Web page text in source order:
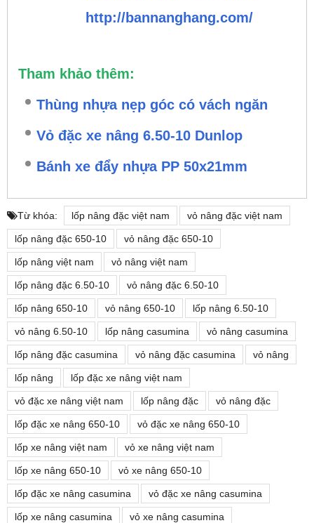
http://bannanghang.com/
Tham khảo thêm:
Thùng nhựa nẹp góc có vách ngăn
Vỏ đặc xe nâng 6.50-10 Dunlop
Bánh xe đẩy nhựa PP 50x21mm
Từ khóa: lốp nâng đặc việt nam vỏ nâng đặc việt nam
lốp nâng đặc 650-10 vỏ nâng đặc 650-10
lốp nâng việt nam vỏ nâng việt nam
lốp nâng đặc 6.50-10 vỏ nâng đặc 6.50-10
lốp nâng 650-10 vỏ nâng 650-10 lốp nâng 6.50-10
vỏ nâng 6.50-10 lốp nâng casumina vỏ nâng casumina
lốp nâng đặc casumina vỏ nâng đặc casumina vỏ nâng
lốp nâng lốp đặc xe nâng việt nam
vỏ đặc xe nâng việt nam lốp nâng đặc vỏ nâng đặc
lốp đặc xe nâng 650-10 vỏ đặc xe nâng 650-10
lốp xe nâng việt nam vỏ xe nâng việt nam
lốp xe nâng 650-10 vỏ xe nâng 650-10
lốp đặc xe nâng casumina vỏ đặc xe nâng casumina
lốp xe nâng casumina vỏ xe nâng casumina